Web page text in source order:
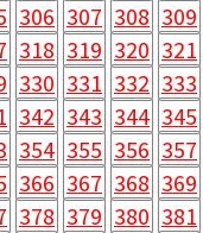
306 307 308 309
318 319 320 321
330 331 332 333
342 343 344 345
354 355 356 357
366 367 368 369
378 379 380 381